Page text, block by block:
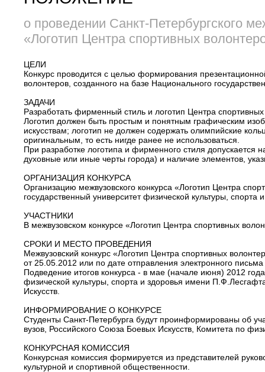
о проведении Санкт-Петербургского
«Логотип Центра спортивных
ЦЕЛИ
Конкурс проводится с целью формирования
волонтеров, созданного на базе Национального
ЗАДАЧИ
Разработать фирменный стиль и логотип Центра
Логотип должен быть простым и понятным графическим
искусствам; логотип не должен содержать олимпийские
оригинальным, то есть нигде ранее не использоваться.
При разработке логотипа и фирменного стиля допускается
духовные или иные черты города) и наличие элементов,
ОРГАНИЗАЦИЯ КОНКУРСА
Организацию межвузовского конкурса «Логотип Центра
государственный университет физической культуры,
УЧАСТНИКИ
В межвузовском конкурсе «Логотип Центра спортивных
СРОКИ И МЕСТО ПРОВЕДЕНИЯ
Межвузовский конкурс «Логотип Центра спортивных
от 25.05.2012 или по дате отправления электронного
Подведение итогов конкурса - в мае (начале июня) 2012
физической культуры, спорта и здоровья имени
Искусств.
ИНФОРМИРОВАНИЕ О КОНКУРСЕ
Студенты Санкт-Петербурга будут проинформированы об
вузов, Российского Союза Боевых Искусств, Комитета по
КОНКУРСНАЯ КОМИССИЯ
Конкурсная комиссия формируется из представителей
культурной и спортивной общественности.